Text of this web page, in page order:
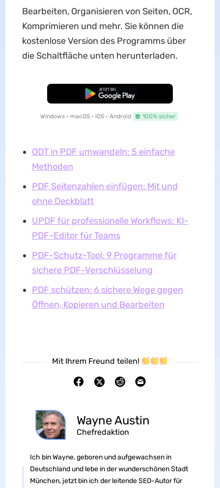
Bearbeiten, Organisieren von Seiten, OCR,
Komprimieren und mehr. Sie können die
kostenlose Version des Programms über
die Schaltfläche unten herunterladen.
Kostenloser Download
Windows • macOS • iOS • Android 100% sicher
ODT in PDF umwandeln: 5 einfache
Methoden
PDF Seitenzahlen einfügen: Mit und
ohne Deckblatt
UPDF für professionelle Workflows: KI-
PDF-Editor für Teams
PDF-Schutz-Tool: 9 Programme für
sichere PDF-Verschlüsselung
PDF schützen: 6 sichere Wege gegen
Öffnen, Kopieren und Bearbeiten
Mit Ihrem Freund teilen!
Wayne Austin
Chefredaktion
Ich bin Wayne, geboren und aufgewachsen in
Deutschland und lebe in der wunderschönen Stadt
München, jetzt bin ich der leitende SEO-Autor für